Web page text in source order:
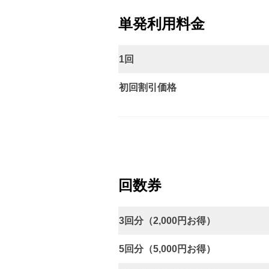
単発利用料金
1回
初回割引価格
回数券
3回分 （2,000円お得）
5回分（5,000円お得）